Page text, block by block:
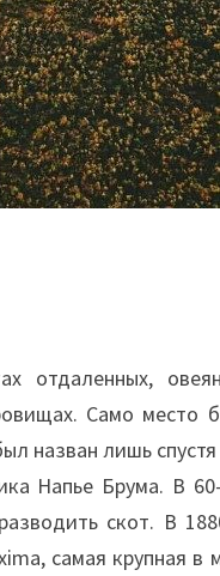
отдаленных,
Само место
назван лишь
Напье Брума. В
скот. В
самая крупная в